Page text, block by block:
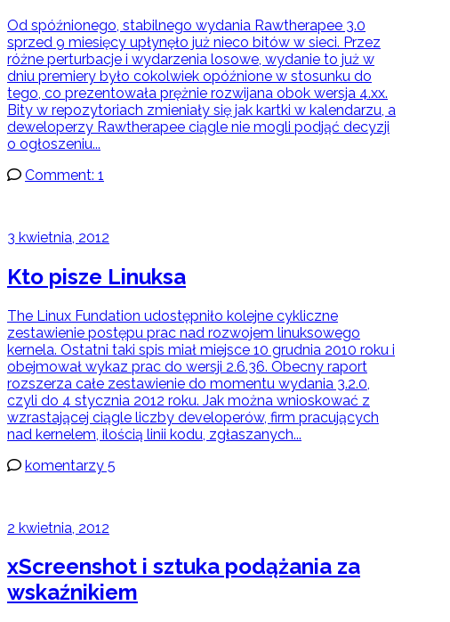
Od spóźnionego, stabilnego wydania Rawtherapee 3.0
sprzed 9 miesięcy upłynęło już nieco bitów w sieci. Przez
różne perturbacje i wydarzenia losowe, wydanie to już w
dniu premiery było cokolwiek opóźnione w stosunku do
tego, co prezentowała prężnie rozwijana obok wersja 4.xx.
Bity w repozytoriach zmieniały się jak kartki w kalendarzu, a
deweloperzy Rawtherapee ciągle nie mogli podjąć decyzji
o ogłoszeniu...
Comment: 1
3 kwietnia, 2012
Kto pisze Linuksa
The Linux Fundation udostępniło kolejne cykliczne
zestawienie postępu prac nad rozwojem linuksowego
kernela. Ostatni taki spis miał miejsce 10 grudnia 2010 roku i
obejmował wykaz prac do wersji 2.6.36. Obecny raport
rozszerza całe zestawienie do momentu wydania 3.2.0,
czyli do 4 stycznia 2012 roku. Jak można wnioskować z
wzrastającej ciągle liczby developerów, firm pracujących
nad kernelem, ilością linii kodu, zgłaszanych...
komentarzy 5
2 kwietnia, 2012
xScreenshot i sztuka podążania za
wskaźnikiem